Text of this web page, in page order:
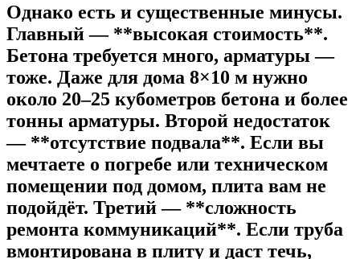
Однако есть и существенные минусы.
Главный — **высокая стоимость**.
Бетона требуется много, арматуры —
тоже. Даже для дома 8×10 м нужно
около 20–25 кубометров бетона и более
тонны арматуры. Второй недостаток
— **отсутствие подвала**. Если вы
мечтаете о погребе или техническом
помещении под домом, плита вам не
подойдёт. Третий — **сложность
ремонта коммуникаций**. Если труба
вмонтирована в плиту и даст течь,